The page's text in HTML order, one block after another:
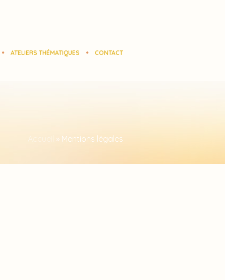
ATELIERS THÉMATIQUES CONTACT
Accueil » Mentions légales